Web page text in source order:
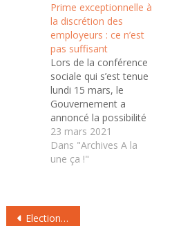
euros mensuels net : le
Premier ministre
Édouard Philippe a
précisé ce vendredi les
modalités d'application
des primes…
Prime exceptionnelle à
la discrétion des
employeurs : ce n’est
pas suffisant
Lors de la conférence
sociale qui s’est tenue
lundi 15 mars, le
Gouvernement a
annoncé la possibilité
pour les entreprises de
recourir de nouveau à
la prime « Macron ».
en place de cette
23 mars 2021
Dans "Archives A la
une ça !"
Navigation
Elections CAP/CCP du 5 au 8 décembre 2022 Votez CFDT-UNSA